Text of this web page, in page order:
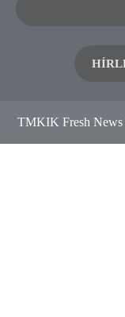
TMKIK Fresh News